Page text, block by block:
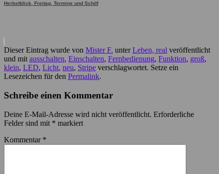
Herbstblick, Freitag, Termine und Schilf
Dieser Eintrag wurde von Mister F. unterLeben, real veröffentlicht
und mit ausschalten, Einschalten, Fernbedienung, Funktion, groß,
klein, LED, Licht, neu, Stripe verschlagwortet. Setze ein
Lesezeichen für den Permalink.
Schreibe einen Kommentar
Deine E-Mail-Adresse wird nicht veröffentlicht. Erforderliche
Felder sind mit * markiert
Kommentar *